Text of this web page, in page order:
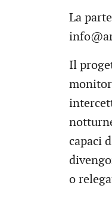
La
Il
capaci
o